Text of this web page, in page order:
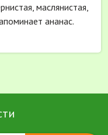
маслянистая,
ананас.